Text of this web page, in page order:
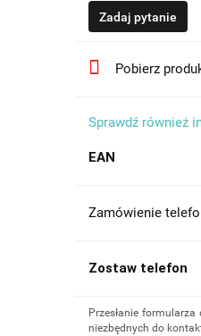
Zadaj pytanie
Pobierz
Sprawdź również
EAN
Zamówienie
Zostaw telefon
Przesłanie
niezbędnych do